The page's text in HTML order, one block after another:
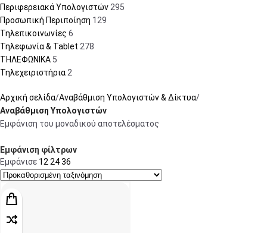
Περιφερειακά Υπολογιστών295
Προσωπική Περιποίηση 129
Τηλεπικοινωνίες 6
Τηλεφωνία & Tablet 278
ΤΗΛΕΦΩΝΙΚΑ 5
Τηλεχειριστήρια2
Αρχική σελίδα Αναβάθμιση Υπολογιστών & Δίκτυα
Αναβάθμιση Υπολογιστών
Εμφάνιση του μοναδικού αποτελέσματος
Εμφάνιση φίλτρων
Εμφάνισε 122436